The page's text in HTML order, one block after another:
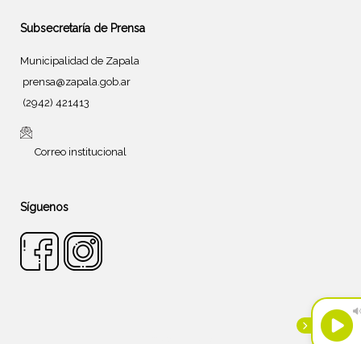
Subsecretaría de Prensa
Municipalidad de Zapala
prensa@zapala.gob.ar
(2942) 421413
Correo institucional
Síguenos